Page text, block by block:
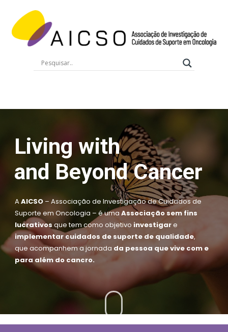
Quero Ajudar
Living with
and Beyond Cancer
AAICSO – Associação de Investigação de Cuidados de
Suporte em Oncologia – é uma Associação sem fins
lucrativos que tem como objetivo investigare
implementar cuidados de suporte de qualidade,
que acompanhem a jornada da pessoa que vive com e
para além do cancro.